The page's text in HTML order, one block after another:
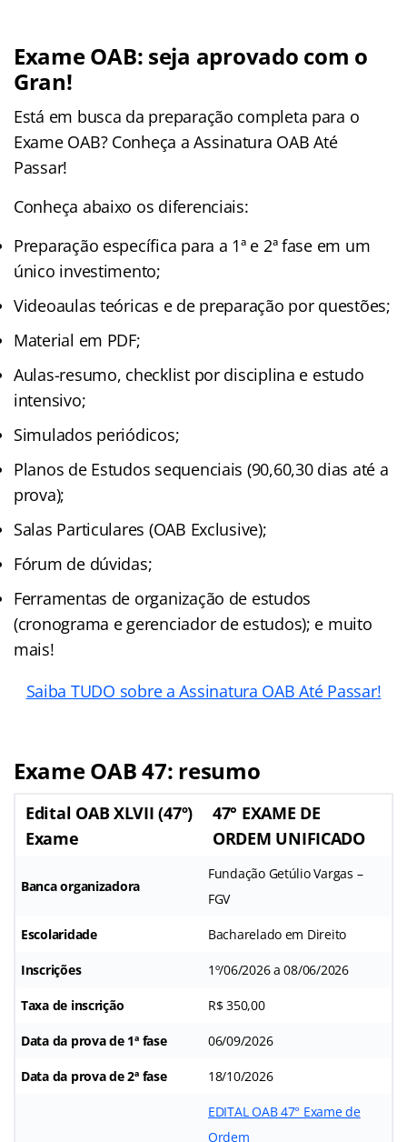
Exame OAB: seja aprovado com o
Gran!
Está em busca da preparação completa para o
Exame OAB? Conheça a Assinatura OAB Até
Passar!
Conheça abaixo os diferenciais:
Preparação específica para a 1ª e 2ª fase em um
único investimento;
Videoaulas teóricas e de preparação por questões;
Material em PDF;
Aulas-resumo, checklist por disciplina e estudo
intensivo;
Simulados periódicos;
Planos de Estudos sequenciais (90,60,30 dias até a
prova);
Salas Particulares (OAB Exclusive);
Fórum de dúvidas;
Ferramentas de organização de estudos
(cronograma e gerenciador de estudos); e muito
mais!
Saiba TUDO sobre a Assinatura OAB Até Passar!
Exame OAB 47: resumo
Edital OAB XLVII (47º)
Exame
47° EXAME DE
ORDEM UNIFICADO
Banca organizadora
Fundação Getúlio Vargas –
FGV
Escolaridade Bacharelado em Direito
Inscrições 1º/06/2026 a 08/06/2026
Taxa de inscrição R$ 350,00
Data da prova de 1ª fase 06/09/2026
Data da prova de 2ª fase 18/10/2026
EDITAL OAB 47° Exame de
Ordem